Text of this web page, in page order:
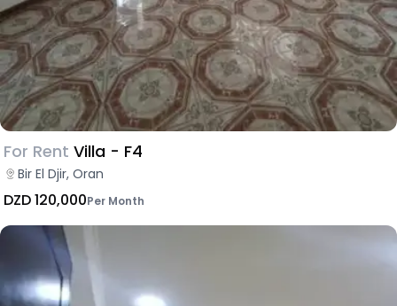
For Rent Villa - F4
Bir El Djir, Oran
DZD 120,000Per Month